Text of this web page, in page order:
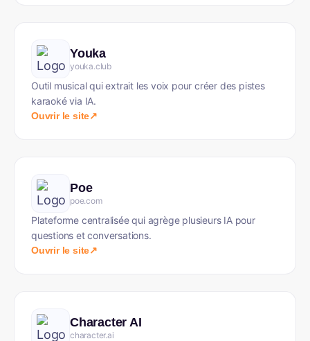
Youka
youka.club
Outil musical qui extrait les voix pour créer des pistes
karaoké via IA.
Ouvrir le site↗
Poe
poe.com
Plateforme centralisée qui agrège plusieurs IA pour
questions et conversations.
Ouvrir le site↗
Character AI
character.ai